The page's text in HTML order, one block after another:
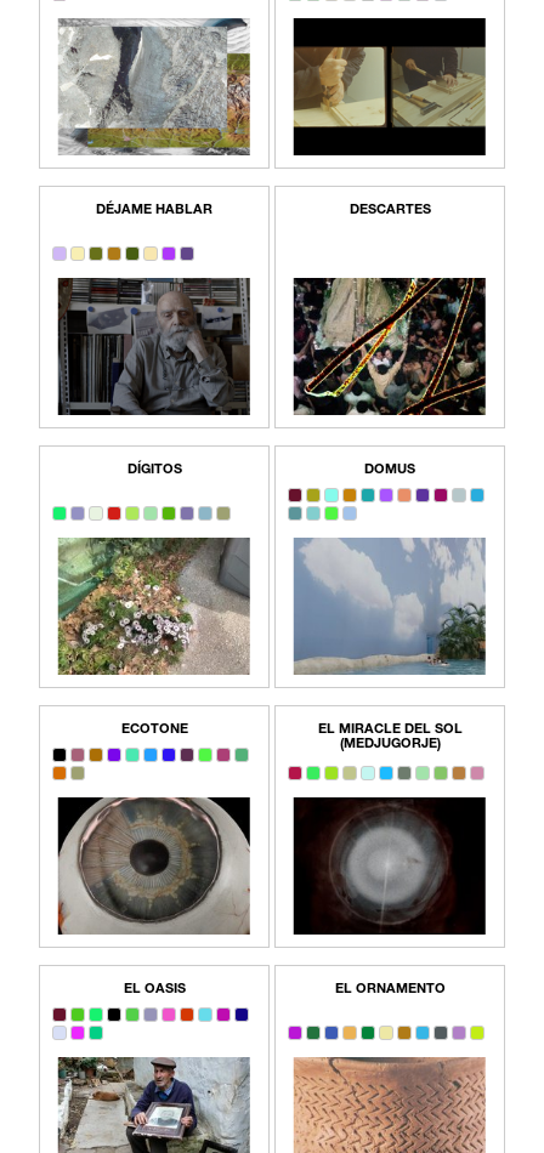
DÉJAME HABLAR DESCARTES
DÍGITOS DOMUS
ECOTONE
EL MIRACLE DEL SOL
(MEDJUGORJE)
EL OASIS EL ORNAMENTO